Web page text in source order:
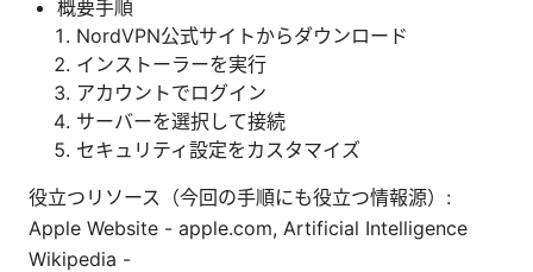
概要手順
NordVPN公式サイトからダウンロード
インストーラーを実行
アカウントでログイン
サーバーを選択して接続
セキュリティ設定をカスタマイズ
役立つリソース（今回の手順にも役立つ情報源）:
Apple Website - apple.com, Artificial Intelligence
Wikipedia -